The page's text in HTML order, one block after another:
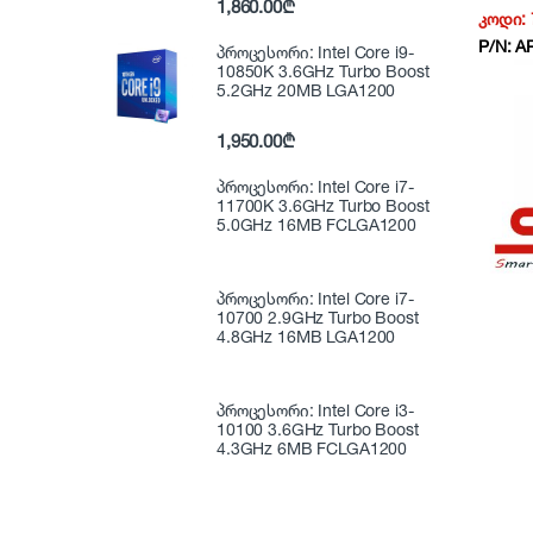
6x12v/
კოდი:
P/N:
1,860.00₾
პროცესორი: Intel Core i9-
10850K 3.6GHz Turbo Boost
5.2GHz 20MB LGA1200
1,950.00₾
პროცესორი: Intel Core i7-
11700K 3.6GHz Turbo Boost
5.0GHz 16MB FCLGA1200
პროცესორი: Intel Core i7-
10700 2.9GHz Turbo Boost
4.8GHz 16MB LGA1200
პროცესორი: Intel Core i3-
10100 3.6GHz Turbo Boost
4.3GHz 6MB FCLGA1200